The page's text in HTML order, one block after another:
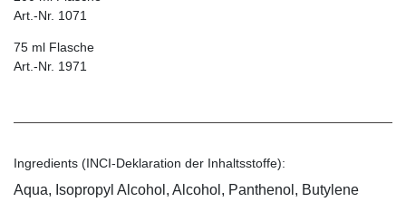
Art.-Nr. 1071
75 ml Flasche
Art.-Nr. 1971
Ingredients (INCI-Deklaration der Inhaltsstoffe):
Aqua, Isopropyl Alcohol, Alcohol, Panthenol, Butylene